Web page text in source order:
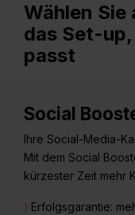
Wählen Sie
das Set-
passt
Social
Ihre Social-Media-
Mit dem Social
kürzester Zeit mehr
⟩ Erfolgsgarantie: